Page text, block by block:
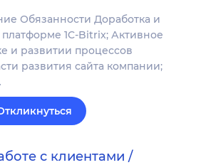
Обязанности Доработка и
1C-Bitrix; Активное
и развитии процессов
развития сайта компании;
с клиентами /